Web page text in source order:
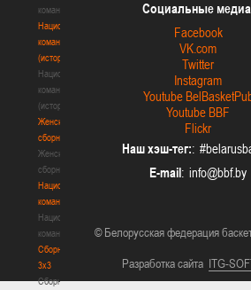
команда
Национальная
команда
(история)
Национальная
команда
(история)
Женские
сборные
Женские
сборные
Национальная
команда
Национальная
команда
Сборные
3х3
Сборные
Социальные медиа
Facebook
VK.com
Twitter
Instagram
Youtube
Youtube BBF
Flickr
Наш хэш-тег::
E-mail:
© Белорусская федерация
Разработка сайта ITG-